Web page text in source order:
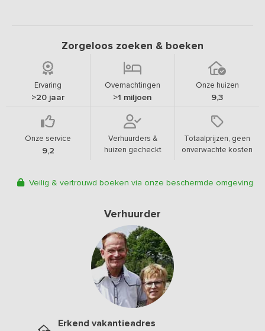
Zorgeloos zoeken & boeken
Ervaring
>20 jaar
Overnachtingen
>1 miljoen
Onze huizen
9,3
Onze service
9,2
Verhuurders &
huizen gecheckt
Totaalprijzen, geen
onverwachte kosten
Veilig & vertrouwd boeken via onze beschermde omgeving
Verhuurder
Erkend vakantieadres